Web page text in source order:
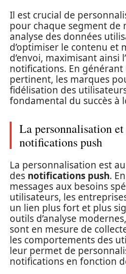
Il est crucial de
pour chaque segment de
analyse des données
d’optimiser le contenu et
d’envoi, maximisant ainsi
notifications. En
pertinent, les marques
fidélisation des
fondamental du succès à
La personnalisation
notifications push
La personnalisation est
des notifications push.
messages aux besoins
utilisateurs, les
un lien plus fort et plus
outils d’analyse
sont en mesure de
les comportements des
leur permet de
notifications en fonction